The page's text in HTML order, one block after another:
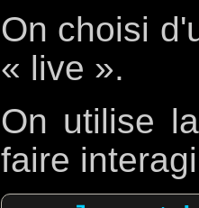
On choisi
« live ».
On utilise
faire